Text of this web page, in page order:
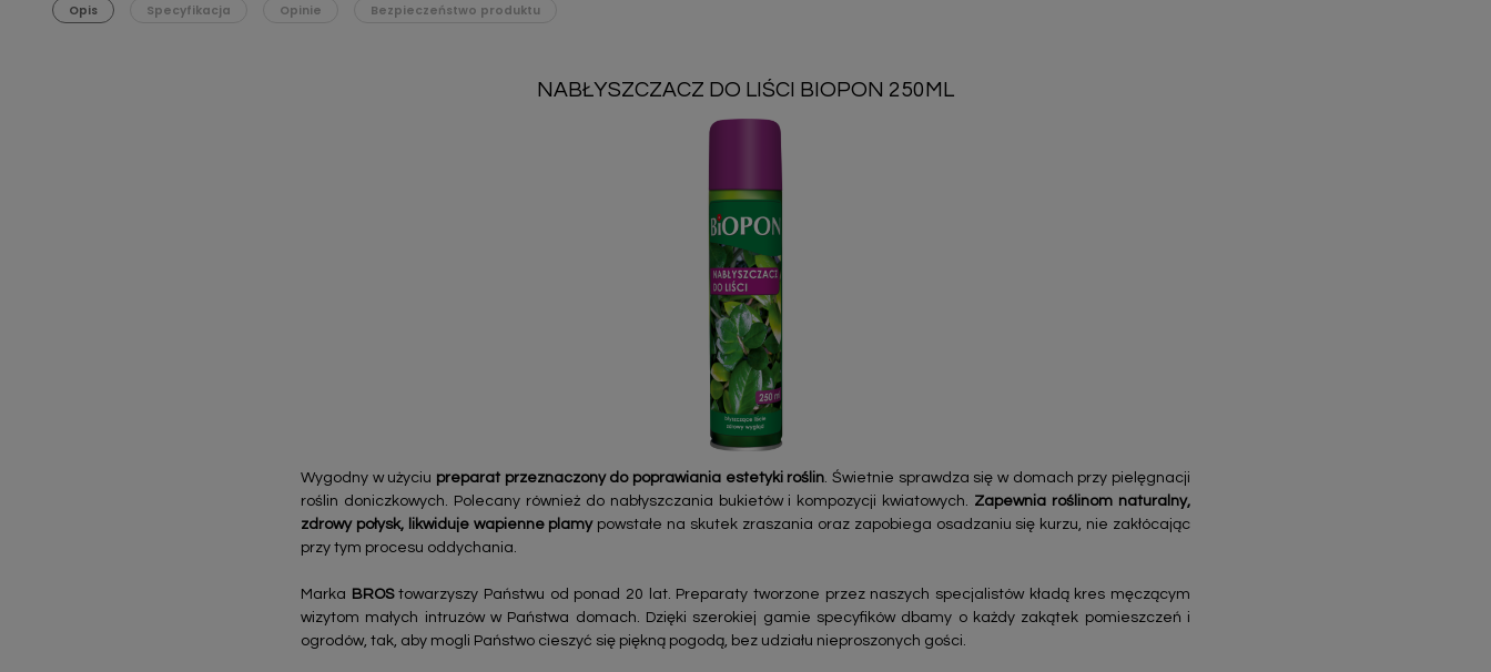
Opis Specyfikacja Opinie Bezpieczeństwo produktu
NABŁYSZCZACZ DO LIŚCI BIOPON 250ML
Wygodny w użyciu preparat przeznaczony do poprawiania estetyki roślin. Świetnie sprawdza się w domach przy pielęgnacji
roślin doniczkowych. Polecany również do nabłyszczania bukietów i kompozycji kwiatowych. Zapewnia roślinom naturalny,
zdrowy połysk, likwiduje wapienne plamypowstałe na skutek zraszania oraz zapobiega osadzaniu się kurzu, nie zakłócając
przy tym procesu oddychania.
Marka BROStowarzyszy Państwu od ponad 20 lat. Preparaty tworzone przez naszych specjalistów kładą kres męczącym
wizytom małych intruzów w Państwa domach. Dzięki szerokiej gamie specyfików dbamy o każdy zakątek pomieszczeń i
ogrodów, tak, aby mogli Państwo cieszyć się piękną pogodą, bez udziału nieproszonych gości.